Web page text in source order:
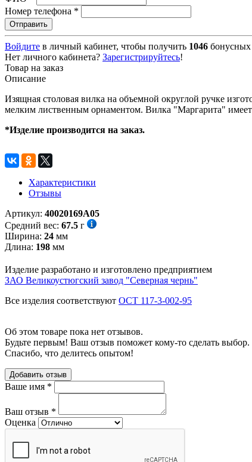
Номер телефона *
Войдите в личный кабинет, чтобы получить 1046
Нет личного кабинета? Зарегистрируйтесь!
Товар на заказ
Описание
Изящная столовая вилка на объемной округлой ручке
мелким лиственным орнаментом. Вилка "Маргарита"
*Изделие производится на заказ.
Характеристики
Отзывы
Артикул: 40020169А05
Средний вес: 67.5 г
Ширина: 24 мм
Длина: 198 мм
Изделие разработано и изготовлено предприятием
ЗАО Великоустюгский завод "Северная чернь"
Все изделия соответствуют ОСТ 117-3-002-95
Об этом товаре пока нет отзывов.
Будьте первым! Ваш отзыв поможет кому-то сделать выбор.
Спасибо, что делитесь опытом!
Добавить отзыв
Ваше имя *
Ваш отзыв *
Оценка